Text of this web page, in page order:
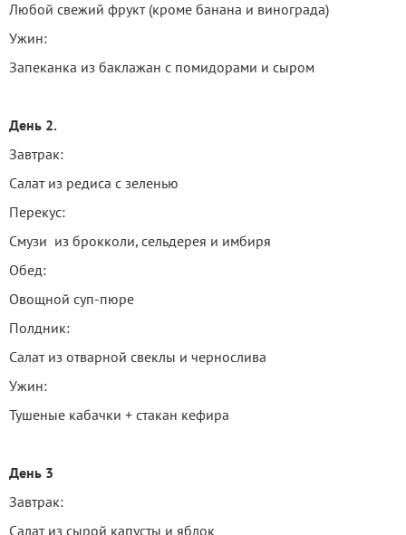
Любой свежий фрукт (кроме банана и винограда)
Ужин:
Запеканка из баклажан с помидорами и сыром
День 2.
Завтрак:
Салат из редиса с зеленью
Перекус:
Смузи из брокколи, сельдерея и имбиря
Обед:
Овощной суп-пюре
Полдник:
Салат из отварной свеклы и чернослива
Ужин:
Тушеные кабачки + стакан кефира
День 3
Завтрак:
Салат из сырой капусты и яблок